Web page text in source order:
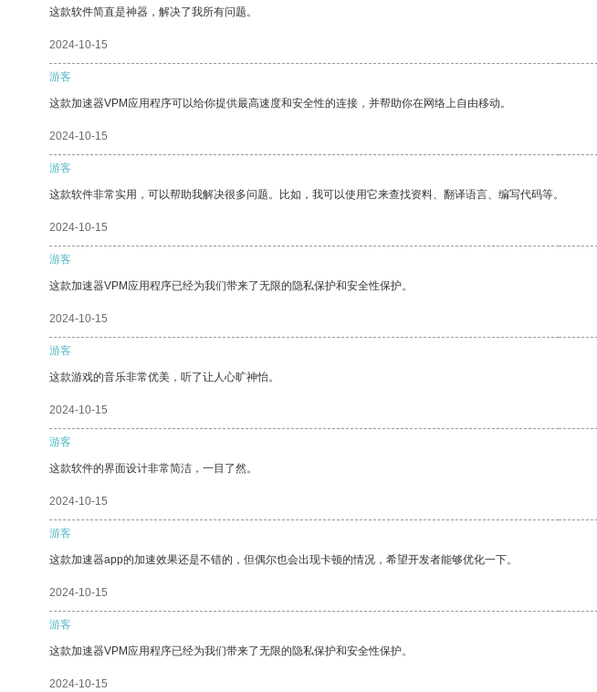
这款软件简直是神器，解决了我所有问题。
2024-10-15
游客
这款加速器VPM应用程序可以给你提供最高速度和安全性的连接，并帮助你在网络上自由移动。
2024-10-15
游客
这款软件非常实用，可以帮助我解决很多问题。比如，我可以使用它来查找资料、翻译语言、编写代码等。
2024-10-15
游客
这款加速器VPM应用程序已经为我们带来了无限的隐私保护和安全性保护。
2024-10-15
游客
这款游戏的音乐非常优美，听了让人心旷神怡。
2024-10-15
游客
这款软件的界面设计非常简洁，一目了然。
2024-10-15
游客
这款加速器app的加速效果还是不错的，但偶尔也会出现卡顿的情况，希望开发者能够优化一下。
2024-10-15
游客
这款加速器VPM应用程序已经为我们带来了无限的隐私保护和安全性保护。
2024-10-15